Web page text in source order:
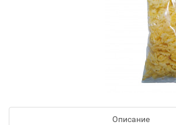
Описание